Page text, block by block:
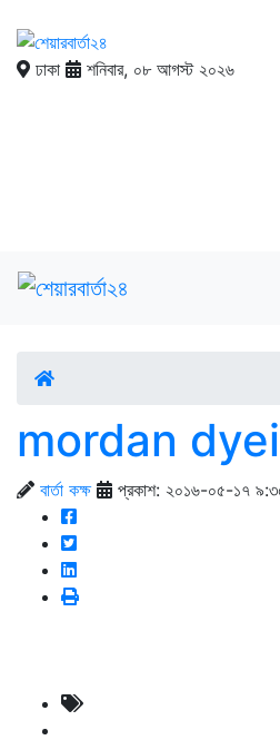
ঢাকা শনিবার, ০৮ আগস্ট ২০২৬
mordan
বার্তা কক্ষ প্রকাশ: ২০১৬-০৫-১৭